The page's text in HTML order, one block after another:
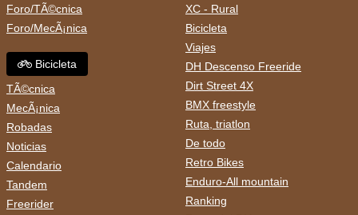
Foro/TÃ©cnica
Foro/MecÃ¡nica
Bicicleta
TÃ©cnica
MecÃ¡nica
Robadas
Noticias
Calendario
Tandem
Freerider
XC - Rural
Bicicleta
Viajes
DH Descenso Freeride
Dirt Street 4X
BMX freestyle
Ruta, triatlon
De todo
Retro Bikes
Enduro-All mountain
Ranking